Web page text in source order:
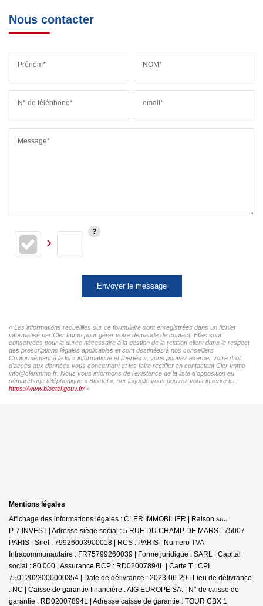
Nous contacter
Prénom* NOM*
N° de téléphone* email*
Message*
Envoyer le message
« Les informations recueillies sur ce formulaire sont enregistrées dans un fichier
informatisé par Cler Immo pour gérer votre demande de contact. Elles sont
conservées pour la durée nécessaire à la gestion de la relation client dans le respect
des prescriptions légales applicables et sont destinées à nos conseillers
Conformément à la loi « informatique et libertés », vous pouvez exercer votre droit
d'accès aux données vous concernant et les faire rectifier en contactant Cler Immo
info@clerimmo.fr. Nous vous informons de l'existence de la liste d'opposition au
démarchage téléphonique « Bloctel », sur laquelle vous pouvez vous inscrire ici :
https://www.bloctel.gouv.fr/»
Mentions légales
Affichage des informations légales : CLER IMMOBILIER | Raison sociale : G-
P-7 INVEST | Adresse siège social : 5 RUE DU CHAMP DE MARS - 75007
PARIS | Siret : 79926003900018 | RCS : PARIS | Numero TVA
Intracommunautaire : FR75799260039 | Forme juridique : SARL | Capital
social : 80 000 | Assurance RCP : RD02007894L | Carte T : CPI
75012023000000354 | Date de délivrance : 2023-06-29 | Lieu de délivrance
: NC | Caisse de garantie financière : AIG EUROPE SA. | N° de caisse de
garantie : RD02007894L | Adresse caisse de garantie : TOUR CBX 1